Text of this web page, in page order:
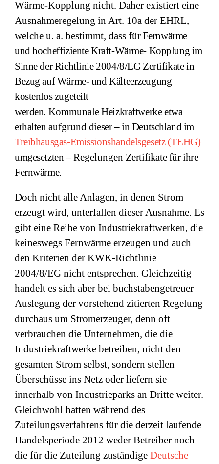
Wärme-Kopplung nicht. Daher existiert eine
Ausnahmeregelung in Art. 10a der EHRL,
welche u. a. bestimmt, dass für Fernwärme
und hocheffiziente Kraft-Wärme- Kopplung im
Sinne der Richtlinie 2004/8/EG Zertifikate in
Bezug auf Wärme- und Kälteerzeugung
kostenlos zugeteilt
werden. KommunaleHeizkraftwerke etwa
erhaltenaufgrund dieser – in Deutschland im
Treibhausgas-Emissionshandelsgesetz (TEHG)
umgesetzten –Regelungen Zertifikate für ihre
Fernwärme.
Doch nicht alle Anlagen, in denen Strom
erzeugt wird, unterfallen dieser Ausnahme. Es
gibt eine Reihe von Industriekraftwerken, die
keineswegs Fernwärme erzeugen und auch
den Kriterien der KWK-Richtlinie
2004/8/EG nicht entsprechen. Gleichzeitig
handelt es sich aber bei buchstabengetreuer
Auslegung der vorstehend zitierten Regelung
durchaus um Stromerzeuger, denn oft
verbrauchen die Unternehmen, die die
Industriekraftwerke betreiben, nicht den
gesamten Strom selbst, sondern stellen
Überschüsse ins Netz oder liefern sie
innerhalb von Industrieparks an Dritte weiter.
Gleichwohl hatten während des
Zuteilungsverfahrens für die derzeit laufende
Handelsperiode 2012 weder Betreiber noch
die für die Zuteilung zuständige Deutsche